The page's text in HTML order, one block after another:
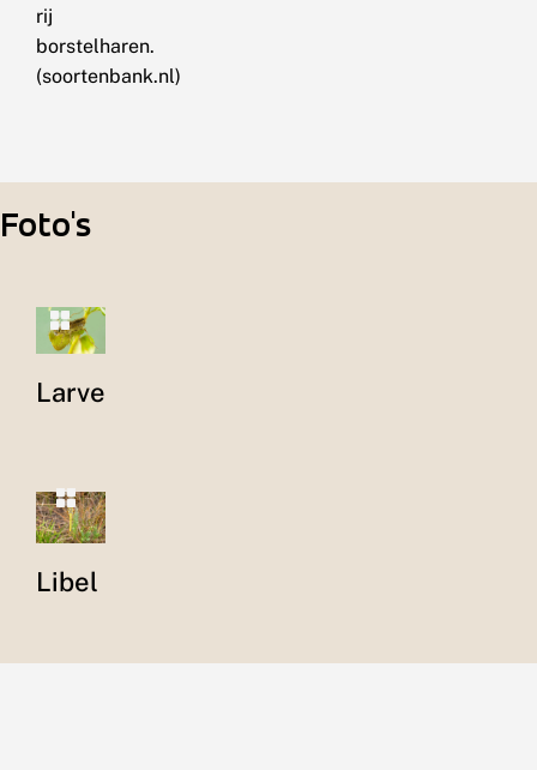
rij
borstelharen.
(soortenbank.nl)
Foto's
Larve
Libel